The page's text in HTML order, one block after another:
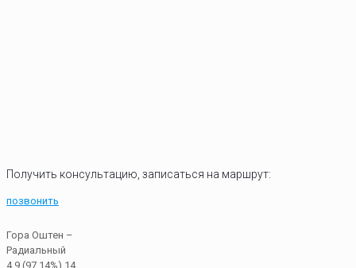
Получить консультацию, записаться на маршрут:
позвонить
Гора Оштен –
Радиальный
4.9 (97.14%) 14